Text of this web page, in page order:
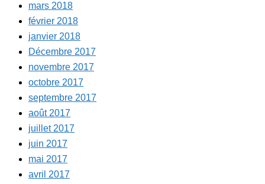
mars 2018
février 2018
janvier 2018
Décembre 2017
novembre 2017
octobre 2017
septembre 2017
août 2017
juillet 2017
juin 2017
mai 2017
avril 2017